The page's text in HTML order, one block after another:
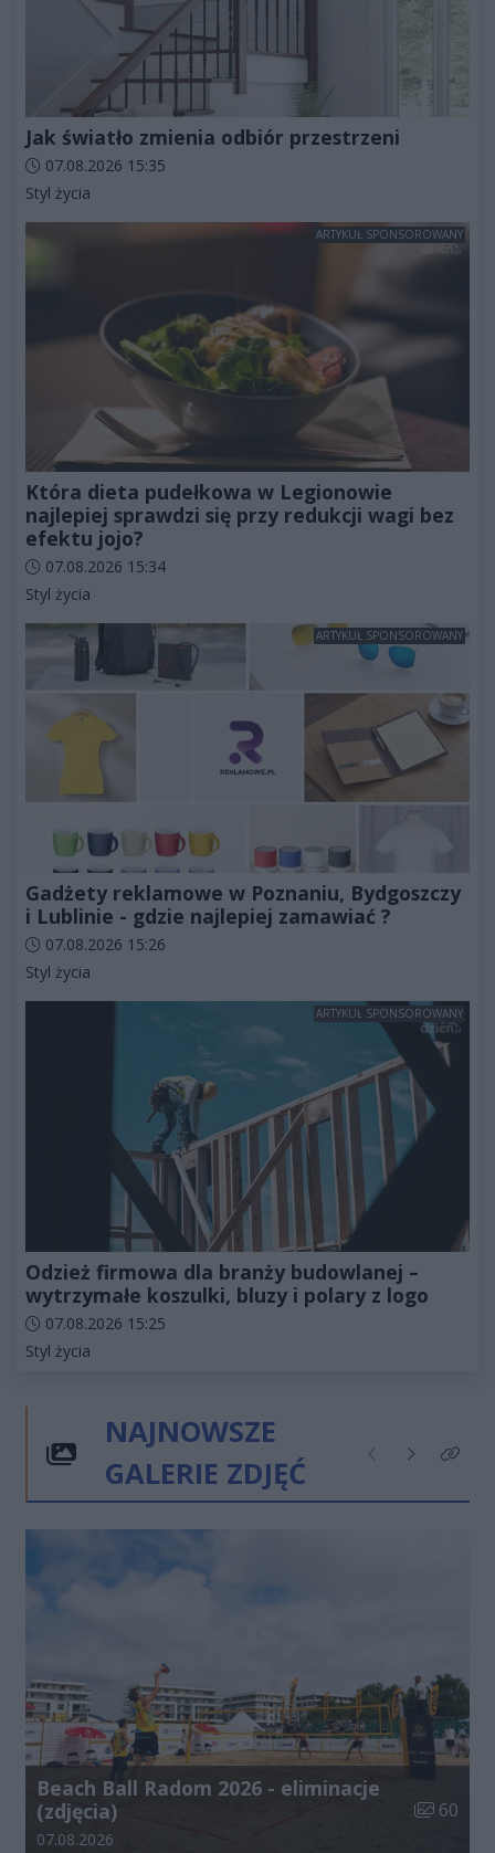
Jak światło zmienia odbiór przestrzeni
Data dodania artykułu:
07.08.2026 15:35
Kategorie artykułu:
Styl życia
ARTYKUŁ SPONSOROWANY
Która dieta pudełkowa w Legionowie
najlepiej sprawdzi się przy redukcji wagi bez
efektu jojo?
Data dodania artykułu:
07.08.2026 15:34
Kategorie artykułu:
Styl życia
ARTYKUŁ SPONSOROWANY
Gadżety reklamowe w Poznaniu, Bydgoszczy
i Lublinie - gdzie najlepiej zamawiać ?
Data dodania artykułu:
07.08.2026 15:26
Kategorie artykułu:
Styl życia
ARTYKUŁ SPONSOROWANY
Odzież firmowa dla branży budowlanej –
wytrzymałe koszulki, bluzy i polary z logo
Data dodania artykułu:
07.08.2026 15:25
Kategorie artykułu:
Styl życia
NAJNOWSZE
GALERIE ZDJĘĆ
Poprzednie
NastępneKliknij
Beach Ball Radom 2026 - eliminacje
(zdjęcia)
Liczba
60
Data dodania galerii:
07.08.2026